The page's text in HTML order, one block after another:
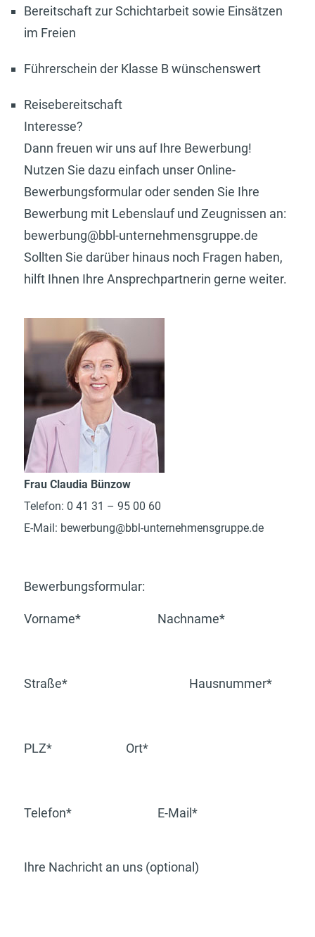
Bereitschaft zur Schichtarbeit sowie Einsätzen
im Freien
Führerschein der Klasse B wünschenswert
Reisebereitschaft
Interesse?
Dann freuen wir uns auf Ihre Bewerbung!
Nutzen Sie dazu einfach unser Online-
Bewerbungsformular oder senden Sie Ihre
Bewerbung mit Lebenslauf und Zeugnissen an:
bewerbung@bbl-unternehmensgruppe.de
Sollten Sie darüber hinaus noch Fragen haben,
hilft Ihnen Ihre Ansprechpartnerin gerne weiter.
Frau Claudia Bünzow
Telefon: 0 41 31 – 95 00 60
E-Mail: bewerbung@bbl-unternehmensgruppe.de
Bewerbungsformular:
Vorname* Nachname*
Straße* Hausnummer*
PLZ* Ort*
Telefon* E-Mail*
Ihre Nachricht an uns (optional)